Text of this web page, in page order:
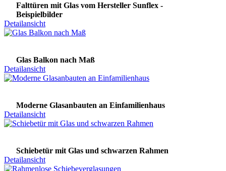
Falttüren mit Glas vom Hersteller Sunflex -
Beispielbilder
Detailansicht
Glas Balkon nach Maß
Detailansicht
Moderne Glasanbauten an Einfamilienhaus
Detailansicht
Schiebetür mit Glas und schwarzen Rahmen
Detailansicht